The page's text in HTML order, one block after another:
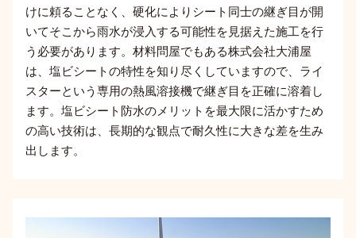
けに頼ることなく、硬化によりシート同士の継ぎ目が開
いてそこから雨水が浸入する可能性を見据えた施工を行
う必要があります。材料問屋でもある株式会社大浦屋
は、塩ビシートの特性を知り尽くしていますので、ライ
スターという専用の熱風溶接機で継ぎ目を正確に溶着し
ます。塩ビシート防水のメリットを最大限に活かすため
の高い技術は、長期的な観点で耐久性に大きな差を生み
出します。